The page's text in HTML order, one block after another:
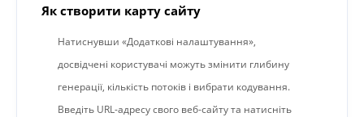
Як створити карту сайту
Натиснувши «Додаткові налаштування»,
досвідчені користувачі можуть змінити глибину
генерації, кількість потоків і вибрати кодування.
Введіть URL-адресу свого веб-сайту та натисніть